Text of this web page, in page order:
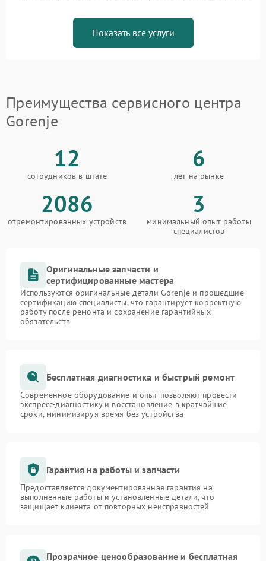
Показать все услуги
Преимущества сервисного центра
Gorenje
12
сотрудников в штате
6
лет на рынке
2086
отремонтированных устройств
3
минимальный опыт работы
специалистов
Оригинальные запчасти и
сертифицированные мастера
Используются оригинальные детали Gorenje и прошедшие
сертификацию специалисты, что гарантирует корректную
работу после ремонта и сохранение гарантийных
обязательств
Бесплатная диагностика и быстрый ремонт
Современное оборудование и опыт позволяют провести
экспресс-диагностику и восстановление в кратчайшие
сроки, минимизируя время без устройства
Гарантия на работы и запчасти
Предоставляется документированная гарантия на
выполненные работы и установленные детали, что
защищает клиента от повторных неисправностей
Прозрачное ценообразование и бесплатная